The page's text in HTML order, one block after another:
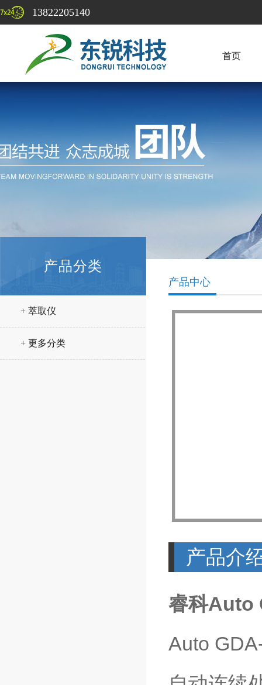
13822205140
首页
产品分类
+ 萃取仪
+ 更多分类
产品中心
产品介
睿科Auto
Auto